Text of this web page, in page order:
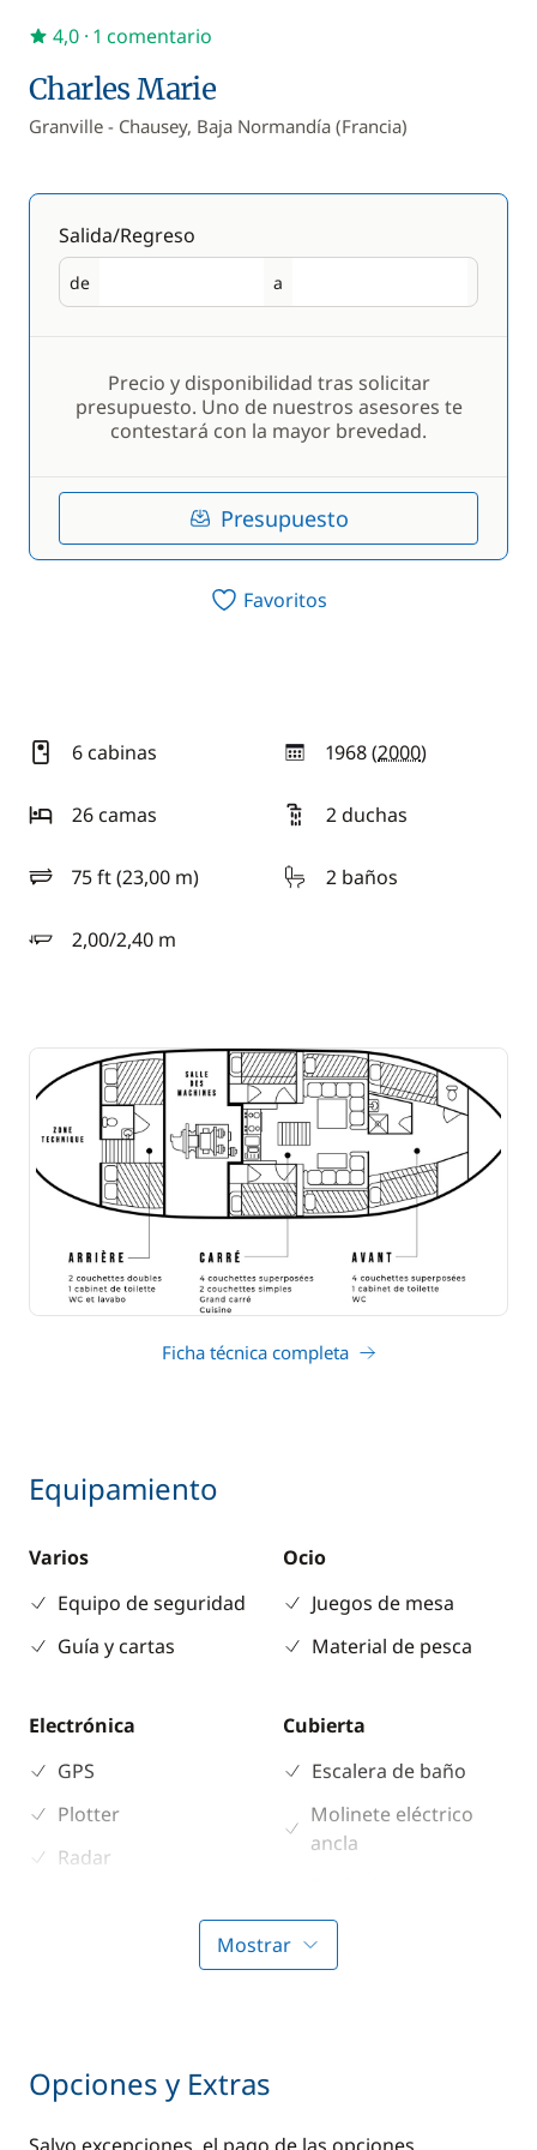
Charles Marie
Granville - Chausey, Baja Normandía (Francia)
4,0 · 1 comentario
Salida/Regreso
de
Salida a
Regreso
Precio y disponibilidad tras solicitar
presupuesto. Uno de nuestros asesores te
contestará con la mayor brevedad.
Presupuesto
Favoritos
6 cabinas 1968 (2000)
año
26 camas
2 duchas
75 ft (23,00 m)
eslora 2 baños
2,00/2,40 m
calado
Ficha técnica completa
Equipamiento
Varios
Equipo de seguridad
Guía y cartas
Ocio
Juegos de mesa
Material de pesca
Electrónica
GPS
Plotter
Radar
Cubierta
Escalera de baño
Molinete eléctrico
ancla
Mostrar
Opciones y Extras